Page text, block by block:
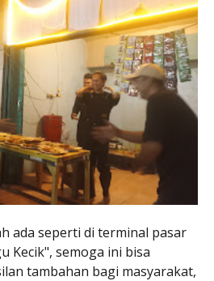
ada seperti di terminal pasar
Kecik", semoga ini bisa
tambahan bagi masyarakat,